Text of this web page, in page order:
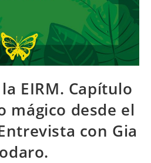
EIRM. Capítulo
mágico desde el
con Gia